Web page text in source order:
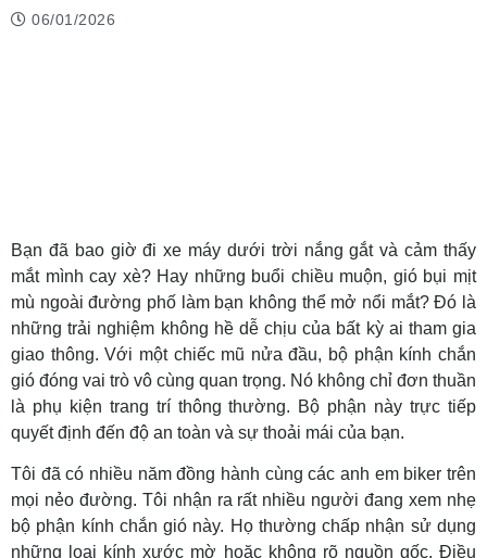
06/01/2026
Bạn đã bao giờ đi xe máy dưới trời nắng gắt và cảm thấy
mắt mình cay xè? Hay những buổi chiều muộn, gió bụi mịt
mù ngoài đường phố làm bạn không thể mở nổi mắt? Đó là
những trải nghiệm không hề dễ chịu của bất kỳ ai tham gia
giao thông. Với một chiếc mũ nửa đầu, bộ phận kính chắn
gió đóng vai trò vô cùng quan trọng. Nó không chỉ đơn thuần
là phụ kiện trang trí thông thường. Bộ phận này trực tiếp
quyết định đến độ an toàn và sự thoải mái của bạn.
Tôi đã có nhiều năm đồng hành cùng các anh em biker trên
mọi nẻo đường. Tôi nhận ra rất nhiều người đang xem nhẹ
bộ phận kính chắn gió này. Họ thường chấp nhận sử dụng
những loại kính xước mờ hoặc không rõ nguồn gốc. Điều